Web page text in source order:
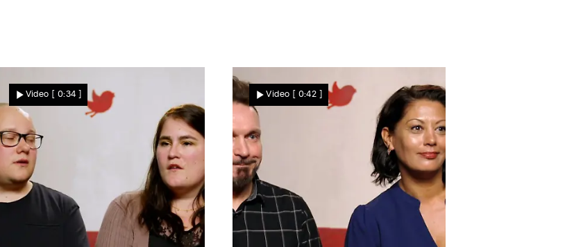
Video [ 0:34 ] Video [ 0:42 ]